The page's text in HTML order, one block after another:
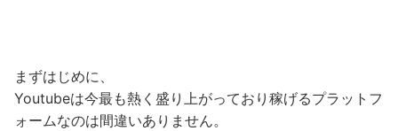
まずはじめに、
Youtubeは今最も熱く盛り上がっており稼げるプラットフ
ォームなのは間違いありません。